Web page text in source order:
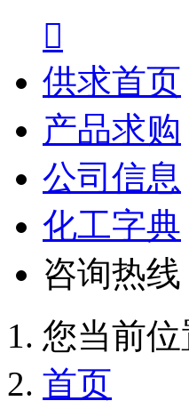

供求首页
产品求购
公司信息
化工字典
咨询热线
您当前位
首页